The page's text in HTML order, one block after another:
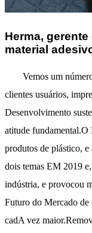
Herma,
material
Vemos um
clientes usuários,
Desenvolvimento
atitude
produtos de plástico, e
dois temas EM 2019
indústria, e provocou
Futuro do Mercado de
cadA vez